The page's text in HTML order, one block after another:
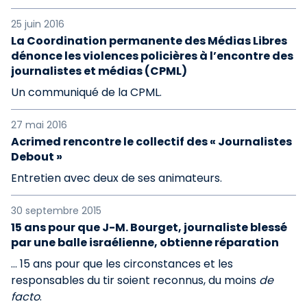
25 juin 2016
La Coordination permanente des Médias Libres
dénonce les violences policières à l’encontre des
journalistes et médias (CPML)
Un communiqué de la CPML.
27 mai 2016
Acrimed rencontre le collectif des « Journalistes
Debout »
Entretien avec deux de ses animateurs.
30 septembre 2015
15 ans pour que J-M. Bourget, journaliste blessé
par une balle israélienne, obtienne réparation
… 15 ans pour que les circonstances et les
responsables du tir soient reconnus, du moins de
facto.